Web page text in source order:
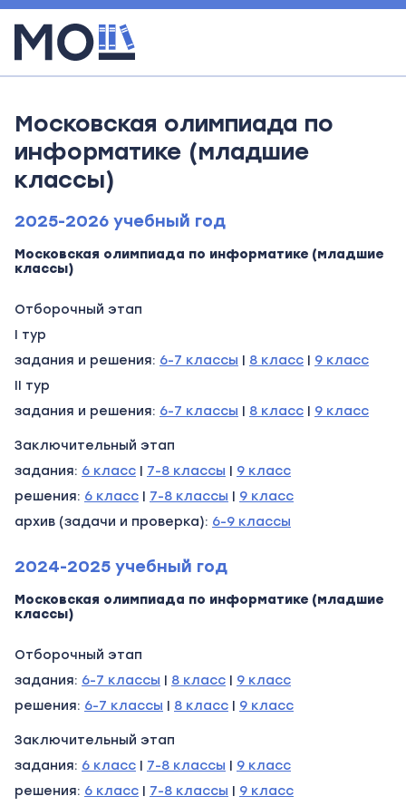
Московская олимпиада по
информатике (младшие
классы)
2025-2026 учебный год
Московская олимпиада по информатике (младшие
классы)
Отборочный этап
I тур
задания и решения: 6-7 классы | 8 класс | 9 класс
II тур
задания и решения: 6-7 классы | 8 класс | 9 класс
Заключительный этап
задания: 6 класс | 7-8 классы | 9 класс
решения: 6 класс | 7-8 классы | 9 класс
архив (задачи и проверка): 6-9 классы
2024-2025 учебный год
Московская олимпиада по информатике (младшие
классы)
Отборочный этап
задания: 6-7 классы | 8 класс | 9 класс
решения: 6-7 классы | 8 класс | 9 класс
Заключительный этап
задания: 6 класс | 7-8 классы | 9 класс
решения: 6 класс | 7-8 классы | 9 класс